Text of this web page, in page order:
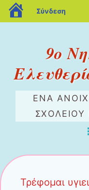
9o
ΈΝΑ
Τρέφομαι
blogs.sch.gr
Σύνδεση